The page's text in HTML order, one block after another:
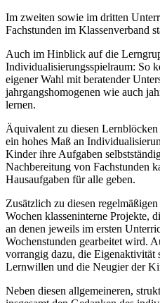
Im zweiten sowie im dritten
Fachstunden im Klassenverband
Auch im Hinblick auf die
Individualisierungsspielraum: So
eigener Wahl mit beratender
jahrgangshomogenen wie auch
lernen.
Äquivalent zu diesen
ein hohes Maß an
Kinder ihre Aufgaben
Nachbereitung von Fachstunden
Hausaufgaben für alle geben.
Zusätzlich zu diesen
Wochen klasseninterne Projekte,
an denen jeweils im ersten
Wochenstunden gearbeitet wird.
vorrangig dazu, die Eigenaktivität
Lernwillen und die Neugier der
Neben diesen allgemeineren,